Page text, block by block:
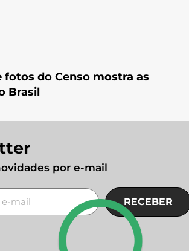
fotos do Censo mostra as
Brasil
por e-mail
RECEBER